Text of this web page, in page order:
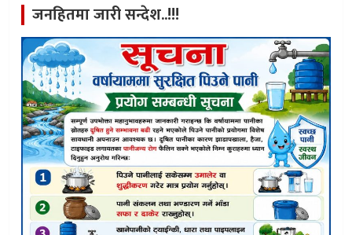
जनहितमा जारी सन्देश..!!!